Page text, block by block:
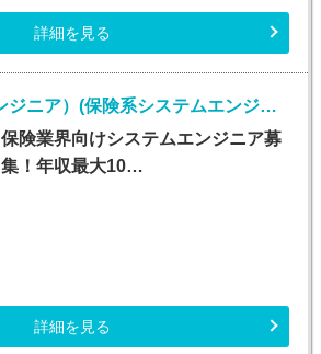
詳細を見る
SE（システムエンジニア）(保険系システムエンジニア/随時入社/正社員)
保険業界向けシステムエンジニア募
集！年収最大10…
詳細を見る